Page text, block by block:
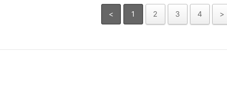
< 1 2 3 4 >